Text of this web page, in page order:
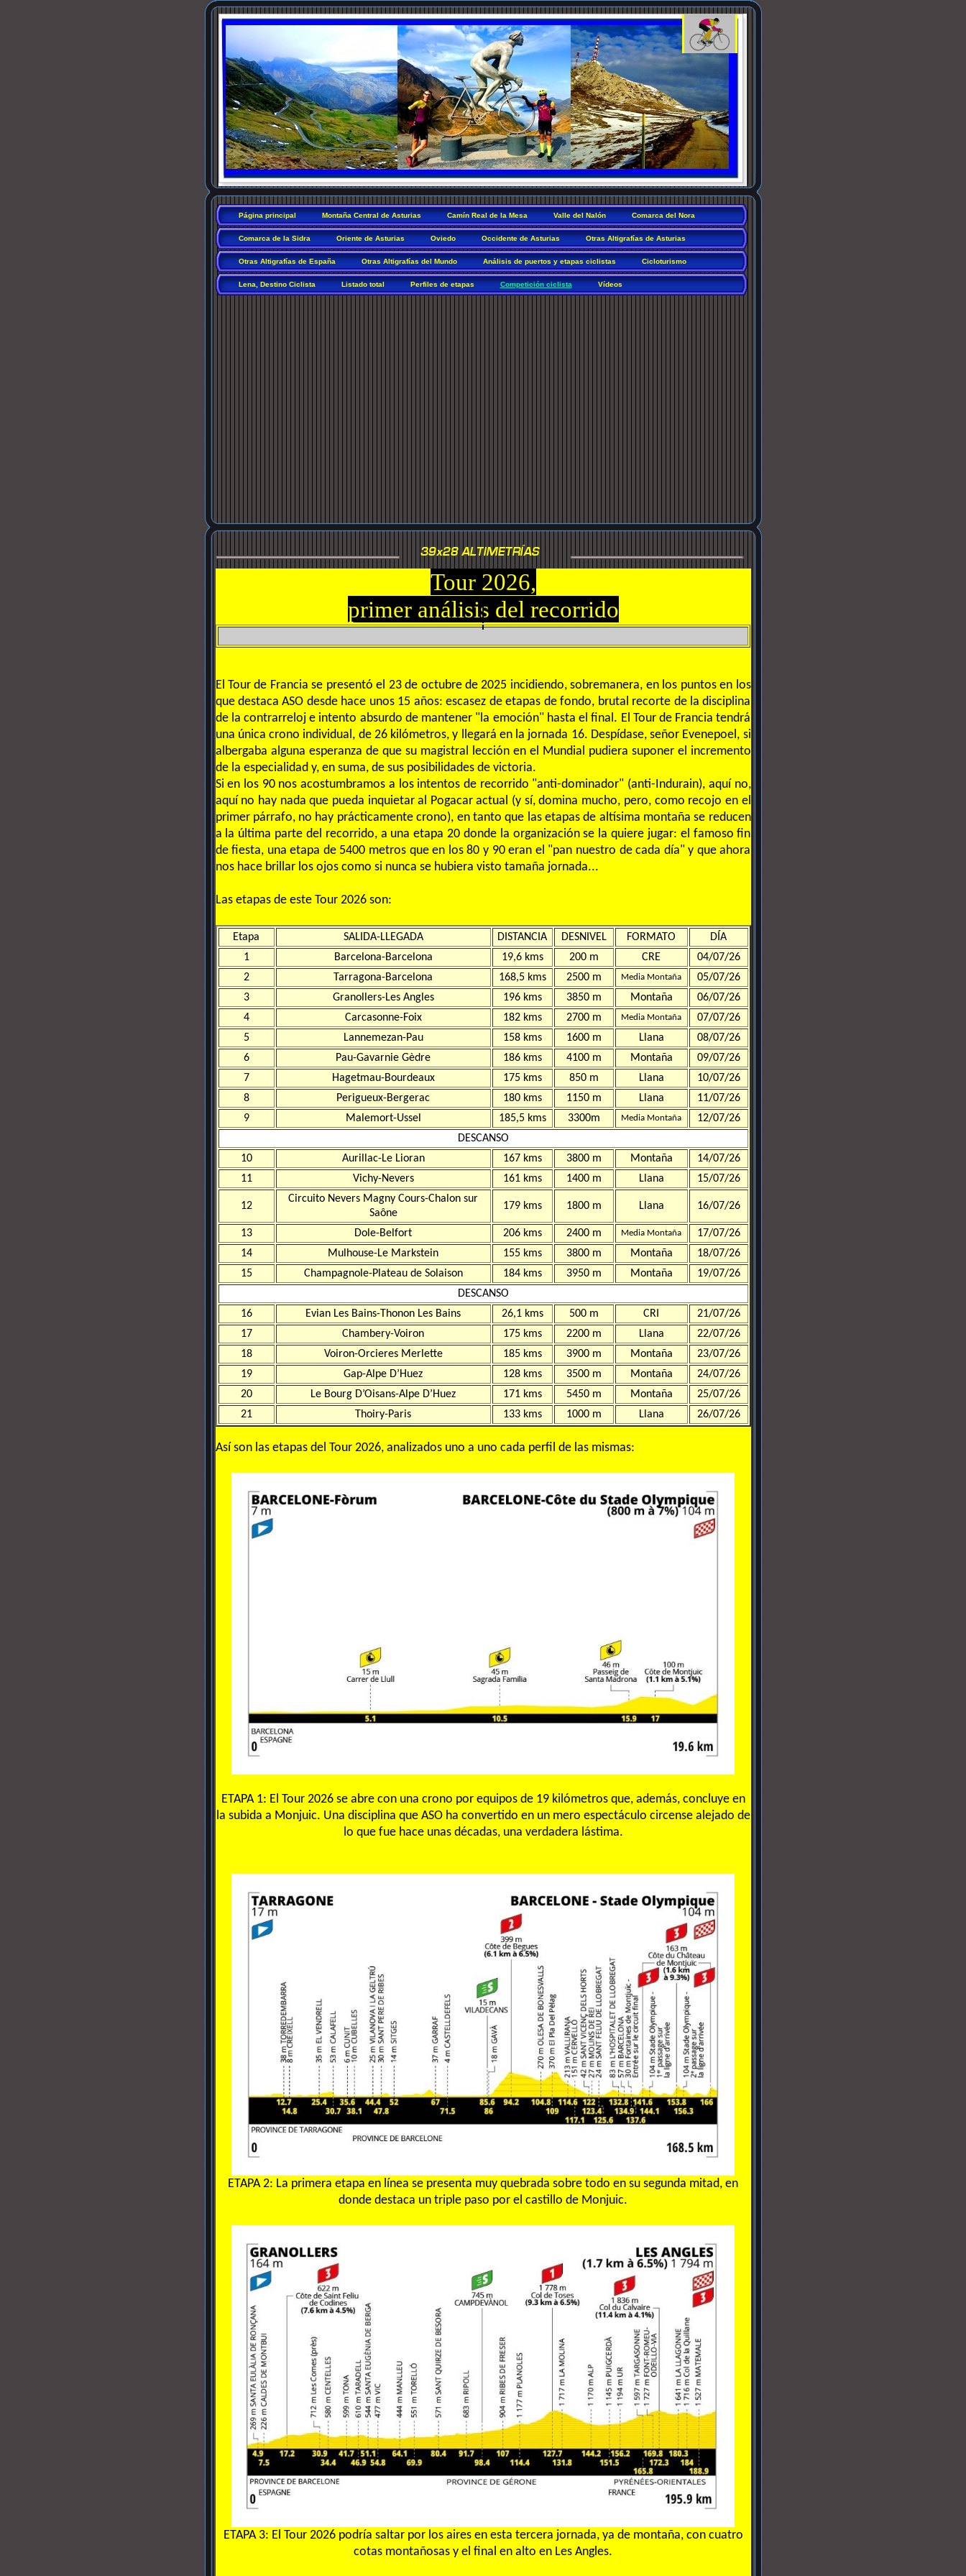
Página principal Montaña Central de Asturias Camín Real de la Mesa Valle del Nalón Comarca del Nora
Comarca de la Sidra Oriente de Asturias Oviedo Occidente de Asturias Otras Altigrafías de Asturias
Otras Altigrafías de España Otras Altigrafías del Mundo Análisis de puertos y etapas ciclistas Cicloturismo
Lena, Destino Ciclista Listado total Perfiles de etapas Competición ciclista Vídeos
Tour 2026,
primer análisis del recorrido
El Tour de Francia se presentó el 23 de octubre de 2025 incidiendo, sobremanera, en los puntos en los
que destaca ASO desde hace unos 15 años: escasez de etapas de fondo, brutal recorte de la disciplina
de la contrarreloj e intento absurdo de mantener "la emoción" hasta el final. El Tour de Francia tendrá
una única crono individual, de 26 kilómetros, y llegará en la jornada 16. Despídase, señor Evenepoel, si
albergaba alguna esperanza de que su magistral lección en el Mundial pudiera suponer el incremento
de la especialidad y, en suma, de sus posibilidades de victoria.
Si en los 90 nos acostumbramos a los intentos de recorrido "anti-dominador" (anti-Indurain), aquí no,
aquí no hay nada que pueda inquietar al Pogacar actual (y sí, domina mucho, pero, como recojo en el
primer párrafo, no hay prácticamente crono), en tanto que las etapas de altísima montaña se reducen
a la última parte del recorrido, a una etapa 20 donde la organización se la quiere jugar: el famoso fin
de fiesta, una etapa de 5400 metros que en los 80 y 90 eran el "pan nuestro de cada día" y que ahora
nos hace brillar los ojos como si nunca se hubiera visto tamaña jornada...
Las etapas de este Tour 2026 son:
Etapa SALIDA-LLEGADA DISTANCIA DESNIVEL FORMATO
DÍA
1
Barcelona-Barcelona 19,6 kms 200 m CRE
04/07/26
2
Tarragona-Barcelona 168,5 kms 2500 m Media Montaña
05/07/26
3
Granollers-Les Angles 196 kms 3850 m Montaña
06/07/26
4
Carcasonne-Foix 182 kms 2700 m Media Montaña
07/07/26
5
Lannemezan-Pau 158 kms 1600 m Llana
08/07/26
6
Pau-Gavarnie Gèdre 186 kms 4100 m Montaña
09/07/26
7
Hagetmau-Bourdeaux 175 kms 850 m Llana
10/07/26
8
Perigueux-Bergerac 180 kms 1150 m Llana
11/07/26
9
Malemort-Ussel 185,5 kms 3300m Media Montaña
12/07/26
DESCANSO
10
Aurillac-Le Lioran 167 kms 3800 m Montaña
14/07/26
11
Vichy-Nevers 161 kms 1400 m Llana 15/07/26
12
Circuito Nevers Magny Cours-Chalon sur
Saône
179 kms 1800 m Llana 16/07/26
13 Dole-Belfort 206 kms 2400 m Media Montaña
17/07/26
14
Mulhouse-Le Markstein 155 kms 3800 m Montaña
18/07/26
15
Champagnole-Plateau de Solaison 184 kms 3950 m Montaña
19/07/26
DESCANSO
16
Evian Les Bains-Thonon Les Bains 26,1 kms 500 m CRI
21/07/26
17
Chambery-Voiron 175 kms 2200 m Llana
22/07/26
18
Voiron-Orcieres Merlette 185 kms 3900 m Montaña
23/07/26
19
Gap-Alpe D’Huez 128 kms 3500 m Montaña
24/07/26
20
Le Bourg D’Oisans-Alpe D’Huez 171 kms 5450 m Montaña
25/07/26
21
Thoiry-Paris 133 kms 1000 m Llana 26/07/26
Así son las etapas del Tour 2026, analizados uno a uno cada perfil de las mismas:
ETAPA 1: El Tour 2026 se abre con una crono por equipos de 19 kilómetros que, además, concluye en
la subida a Monjuic. Una disciplina que ASO ha convertido en un mero espectáculo circense alejado de
lo que fue hace unas décadas, una verdadera lástima.
ETAPA 2: La primera etapa en línea se presenta muy quebrada sobre todo en su segunda mitad, en
donde destaca un triple paso por el castillo de Monjuic.
ETAPA 3: El Tour 2026 podría saltar por los aires en esta tercera jornada, ya de montaña, con cuatro
cotas montañosas y el final en alto en Les Angles.